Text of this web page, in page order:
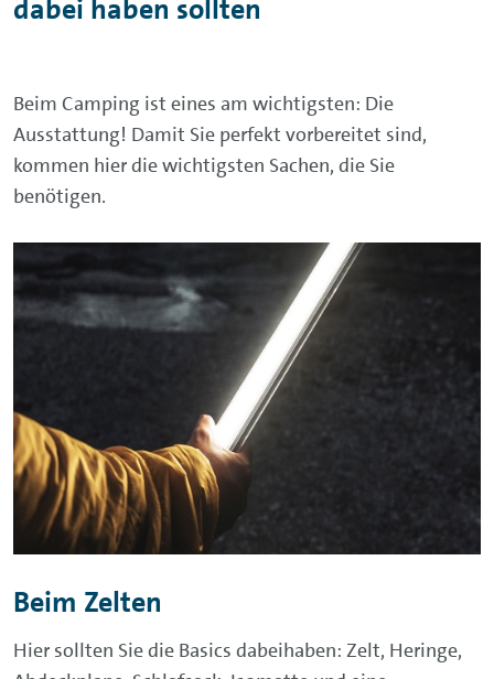
dabei haben sollten
Beim Camping ist eines am wichtigsten: Die
Ausstattung! Damit Sie perfekt vorbereitet sind,
kommen hier die wichtigsten Sachen, die Sie
benötigen.
Beim Zelten
Hier sollten Sie die Basics dabeihaben: Zelt, Heringe,